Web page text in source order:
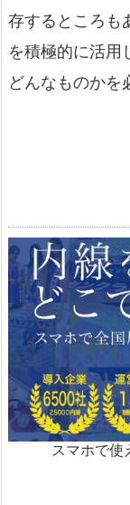
存するところも
を積極的に活用
どんなものかを
スマホで使